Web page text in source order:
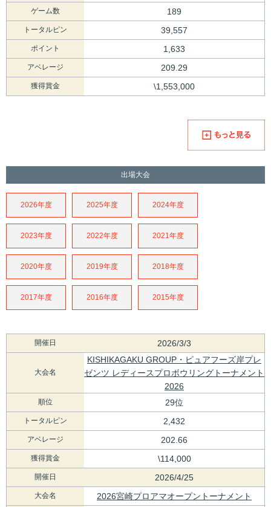
ゲーム数 189
トータルピン 39,557
ポイント 1,633
アベレージ 209.29
獲得賞金 \1,553,000
出場大会
2026年度 2025年度 2024年度
2023年度 2022年度 2021年度
2020年度 2019年度 2018年度
2017年度 2016年度 2015年度
開催日 2026/3/3
大会名
KISHIKAGAKU GROUP・ピュアフーズ岸プレ
ゼンツ レディースプロボウリングトーナメント
2026
順位 29位
トータルピン 2,432
アベレージ 202.66
獲得賞金 \114,000
開催日 2026/4/25
大会名 2026宮崎プロアマオープントーナメント